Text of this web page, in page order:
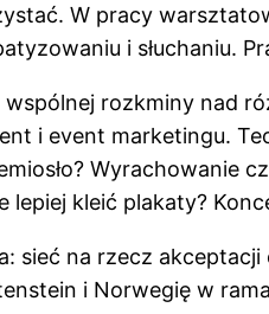
W pracy
i słuchaniu.
rozkminy nad
i event marketingu.
Wyrachowanie
lepiej kleić plakaty?
sieć na rzecz akceptacji
i Norwegię w